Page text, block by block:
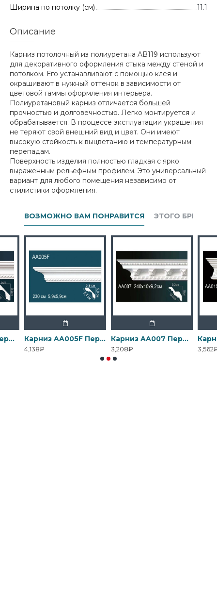
Ширина по потолку (см)
11.1
Описание
Карниз потолочный из полиуретана AB119 используют
для декоративного оформления стыка между стеной и
потолком. Его устанавливают с помощью клея и
окрашивают в нужный оттенок в зависимости от
цветовой гаммы оформления интерьера.
Полиуретановый карниз отличается большей
прочностью и долговечностью. Легко монтируется и
обрабатывается. В процессе эксплуатации украшения
не теряют свой внешний вид и цвет. Они имеют
высокую стойкость к выцветанию и температурным
перепадам.
Поверхность изделия полностью гладкая с ярко
выраженным рельефным профилем. Это универсальный
вариант для любого помещения независимо от
стилистики оформления.
ВОЗМОЖНО ВАМ ПОНРАВИТСЯ ЭТОГО БРЕНДА
Карниз AA005 Перфект Карниз AA005F Перфект
4,138₽
Карниз AA007 Перфект
3,208₽